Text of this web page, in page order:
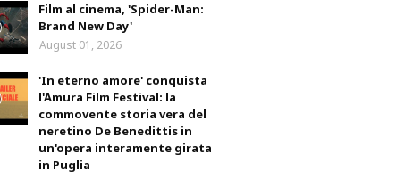
Film al cinema, 'Spider-Man:
Brand New Day'
August 01, 2026
'In eterno amore' conquista
l'Amura Film Festival: la
commovente storia vera del
neretino De Benedittis in
un'opera interamente girata
in Puglia